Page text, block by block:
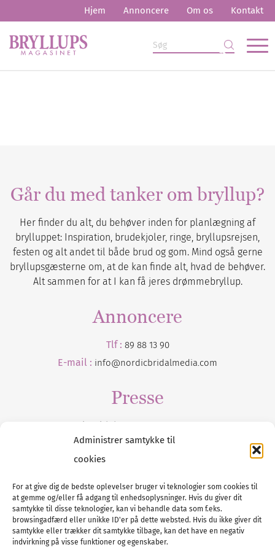
Administrer samtykke til
cookies
For at give dig de bedste oplevelser bruger vi teknologier som cookies til
at gemme og/eller få adgang til enhedsoplysninger. Hvis du giver dit
samtykke til disse teknologier, kan vi behandle data som f.eks.
browsingadfærd eller unikke ID'er på dette websted. Hvis du ikke giver dit
samtykke eller trækker dit samtykke tilbage, kan det have en negativ
indvirkning på visse funktioner og egenskaber.
Hjem Annoncere Om os Kontakt
Går du med tanker om bryllup?
Her finder du alt, du behøver inden for planlægning af
brylluppet: Inspiration, brudekjoler, ringe, bryllupsrejsen,
festen og alt andet til både brud og gom. Mind også gerne
bryllupsgæsterne om, at de kan finde alt, hvad de behøver.
Alt sammen for at I kan få jeres drømmebryllup.
Annoncere
Tlf : 89 88 13 90
E-mail : info@nordicbridalmedia.com
Presse
Tilmeld dig vores
Tel :89 88 13 90
E-post:info@nordicbridalmedia.com
Nordic Bridal Media